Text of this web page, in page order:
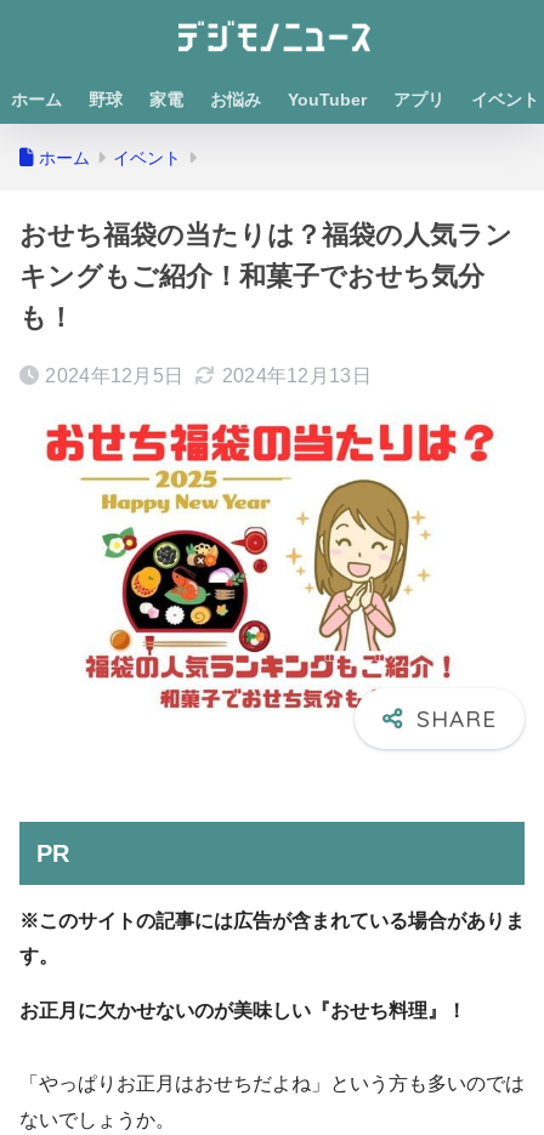
ホーム 野球 家電 お悩み YouTuber アプリ イベント
ホーム イベント
おせち福袋の当たりは？福袋の人気ラン
キングもご紹介！和菓子でおせち気分
も！
2024年12月5日 2024年12月13日
PR
※このサイトの記事には広告が含まれている場合がありま
す。
お正月に欠かせないのが美味しい『おせち料理』！
「やっぱりお正月はおせちだよね」という方も多いのでは
ないでしょうか。